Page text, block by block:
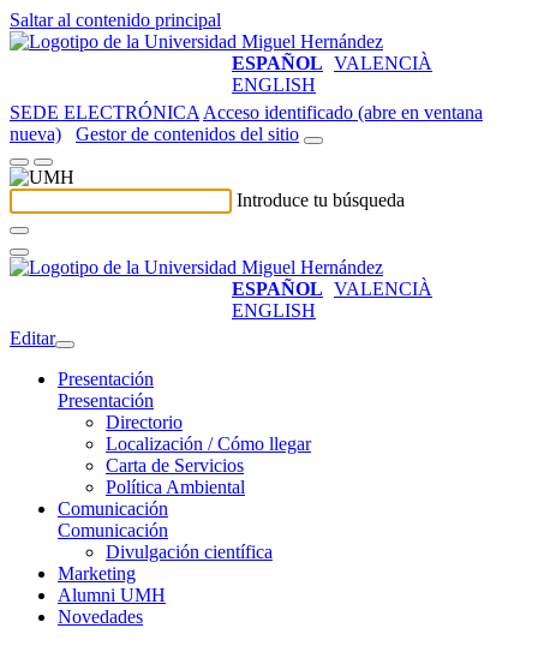
Saltar al contenido principal
ESPAÑOL VALENCIÀ
ENGLISH
SEDE ELECTRÓNICA Acceso identificado (abre en ventana
nueva)
Gestor de contenidos del sitio
Introduce tu búsqueda
ESPAÑOL VALENCIÀ
ENGLISH
Editar
Presentación
Presentación
Directorio
Localización / Cómo llegar
Carta de Servicios
Política Ambiental
Comunicación
Comunicación
Divulgación científica
Marketing
Alumni UMH
Novedades